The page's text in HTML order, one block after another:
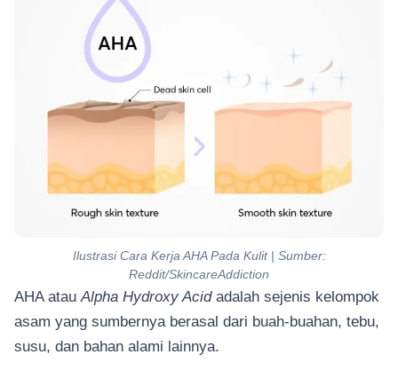
Ilustrasi Cara Kerja AHA Pada Kulit | Sumber:
Reddit/SkincareAddiction
AHA atau Alpha Hydroxy Acidadalah sejenis kelompok
asam yang sumbernya berasal dari buah-buahan, tebu,
susu, dan bahan alami lainnya.